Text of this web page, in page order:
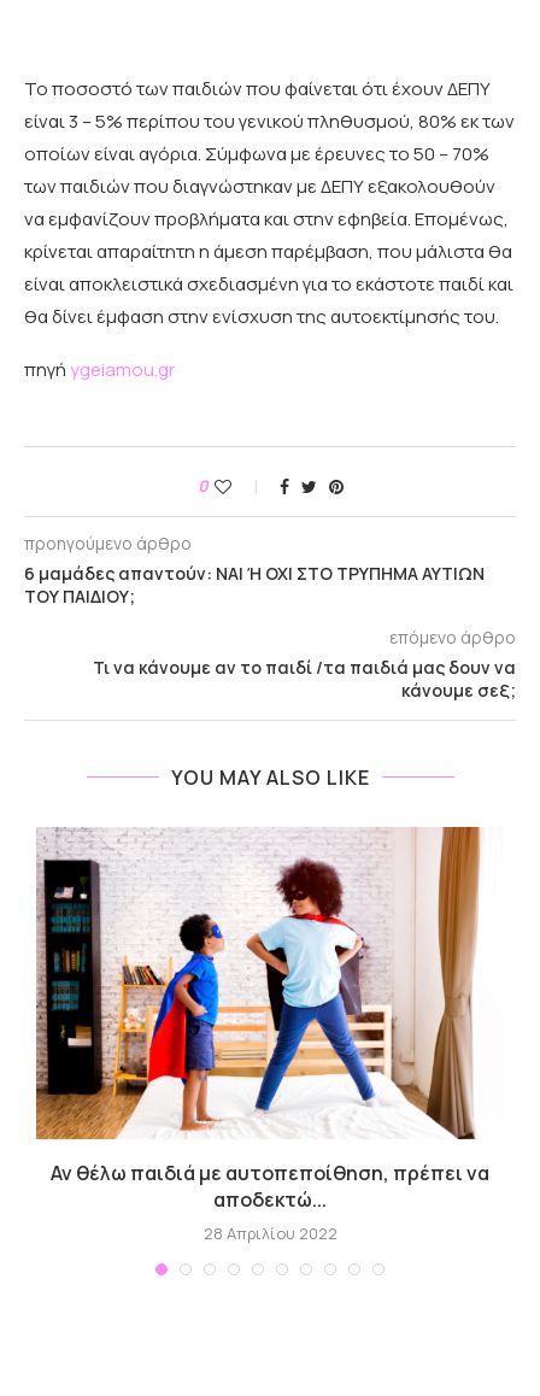
Το ποσοστό των παιδιών που φαίνεται ότι έχουν ΔΕΠΥ
είναι 3 – 5% περίπου του γενικού πληθυσμού, 80% εκ των
οποίων είναι αγόρια. Σύμφωνα με έρευνες το 50 – 70%
των παιδιών που διαγνώστηκαν με ΔΕΠΥ εξακολουθούν
να εμφανίζουν προβλήματα και στην εφηβεία. Επομένως,
κρίνεται απαραίτητη η άμεση παρέμβαση, που μάλιστα θα
είναι αποκλειστικά σχεδιασμένη για το εκάστοτε παιδί και
θα δίνει έμφαση στην ενίσχυση της αυτοεκτίμησής του.
πηγήygeiamou.gr
0
προηγούμενο άρθρο
6 μαμάδες απαντούν: ΝΑΙ Ή ΟΧΙ ΣΤΟ ΤΡΥΠΗΜΑ ΑΥΤΙΩΝ
ΤΟΥ ΠΑΙΔΙΟΥ;
επόμενο άρθρο
Τι να κάνουμε αν το παιδί /τα παιδιά μας δουν να
κάνουμε σεξ;
YOU MAY ALSO LIKE
Αν θέλω παιδιά με αυτοπεποίθηση, πρέπει να
αποδεκτώ...
28 Απριλίου 2022